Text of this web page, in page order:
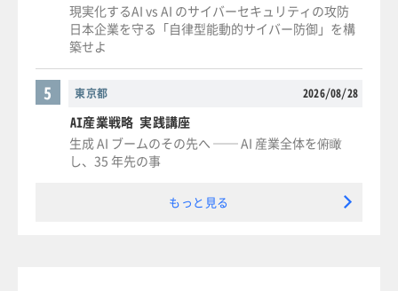
現実化するAI vs AI のサイバーセキュリティの攻防
日本企業を守る「自律型能動的サイバー防御」を構
築せよ
東京都 2026/08/28
5
AI産業戦略 実践講座
生成 AI ブームのその先へ ── AI 産業全体を俯瞰
し、35 年先の事
もっと見る